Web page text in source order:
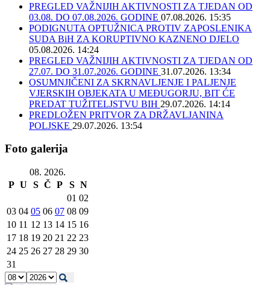
PREGLED VAŽNIJIH AKTIVNOSTI ZA TJEDAN OD
03.08. DO 07.08.2026. GODINE 07.08.2026. 15:35
PODIGNUTA OPTUŽNICA PROTIV ZAPOSLENIKA
SUDA BiH ZA KORUPTIVNO KAZNENO DJELO
05.08.2026. 14:24
PREGLED VAŽNIJIH AKTIVNOSTI ZA TJEDAN OD
27.07. DO 31.07.2026. GODINE 31.07.2026. 13:34
OSUMNJIČENI ZA SKRNAVLJENJE I PALJENJE
VJERSKIH OBJEKATA U MEĐUGORJU, BIT ĆE
PREDAT TUŽITELJSTVU BIH 29.07.2026. 14:14
PREDLOŽEN PRITVOR ZA DRŽAVLJANINA
POLJSKE 29.07.2026. 13:54
Foto galerija
08. 2026.
P U S Č P S N
01 02
03 04 05 06 07 08 09
10 11 12 13 14 15 16
17 18 19 20 21 22 23
24 25 26 27 28 29 30
31